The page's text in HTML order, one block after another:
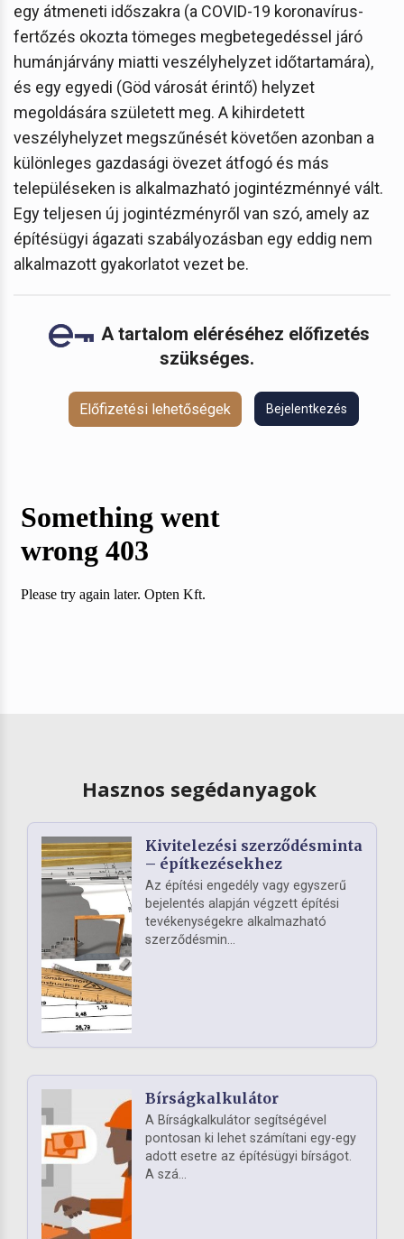
egy átmeneti időszakra (a COVID-19 koronavírus-
fertőzés okozta tömeges megbetegedéssel járó
humánjárvány miatti veszélyhelyzet időtartamára),
és egy egyedi (Göd városát érintő) helyzet
megoldására született meg. A kihirdetett
veszélyhelyzet megszűnését követően azonban a
különleges gazdasági övezet átfogó és más
településeken is alkalmazható jogintézménnyé vált.
Egy teljesen új jogintézményről van szó, amely az
építésügyi ágazati szabályozásban egy eddig nem
alkalmazott gyakorlatot vezet be.
A tartalom eléréséhez előfizetés
szükséges.
Előfizetési lehetőségek Bejelentkezés
Hasznos segédanyagok
Kivitelezési szerződésminta
– építkezésekhez
Az építési engedély vagy egyszerű
bejelentés alapján végzett építési
tevékenységekre alkalmazható
szerződésmin...
Bírságkalkulátor
A Bírságkalkulátor segítségével
pontosan ki lehet számítani egy-egy
adott esetre az építésügyi bírságot.
A szá...